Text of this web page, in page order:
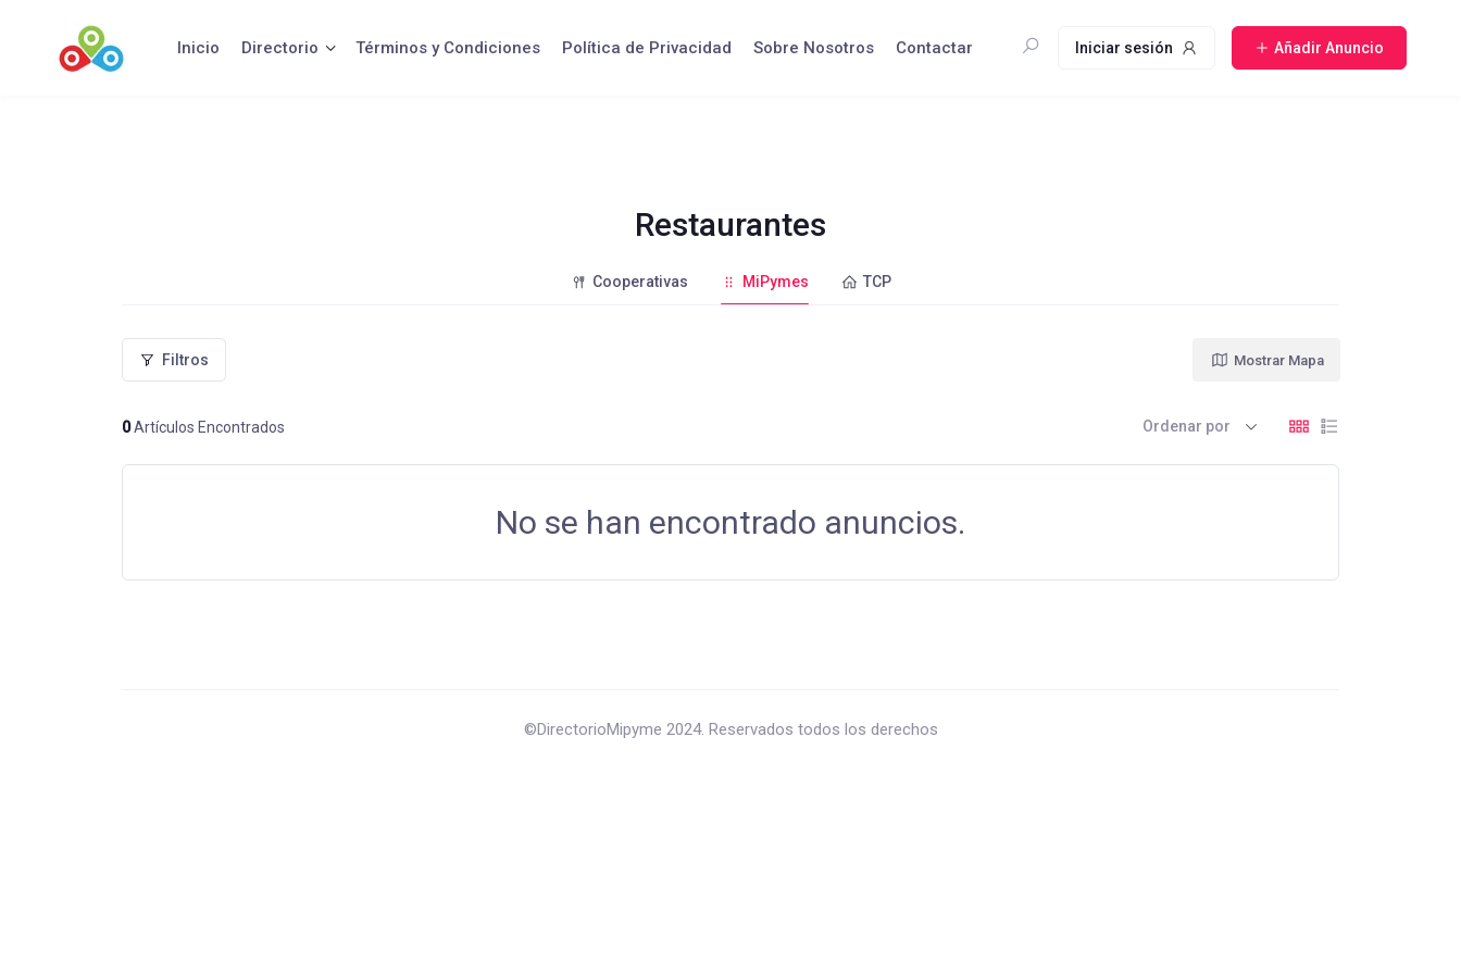
contenido
Inicio Directorio Términos y Condiciones Política de Privacidad Sobre Nosotros Contactar Iniciar sesión Añadir Anuncio
Restaurantes
Cooperativas MiPymes TCP
Filtros
0Artículos Encontrados
Mostrar Mapa
Ordenar por
No se han encontrado anuncios.
©DirectorioMipyme 2024. Reservados todos los derechos